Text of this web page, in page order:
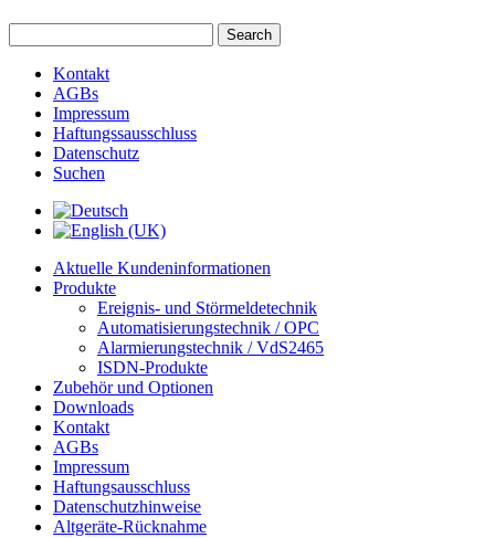
Kontakt
AGBs
Impressum
Haftungssausschluss
Datenschutz
Suchen
Aktuelle Kundeninformationen
Produkte
Ereignis- und Störmeldetechnik
Automatisierungstechnik / OPC
Alarmierungstechnik / VdS2465
ISDN-Produkte
Zubehör und Optionen
Downloads
Kontakt
AGBs
Impressum
Haftungsausschluss
Datenschutzhinweise
Altgeräte-Rücknahme